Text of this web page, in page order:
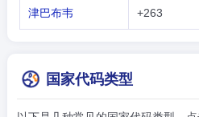
津巴布韦 +263
国家代码类型